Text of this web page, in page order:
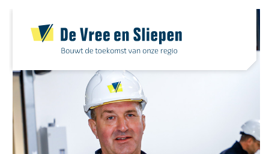
content